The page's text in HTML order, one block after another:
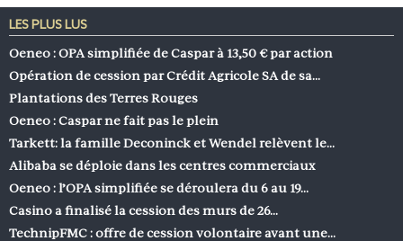
LES PLUS LUS
Oeneo : OPA simplifiée de Caspar à 13,50 € par action
Opération de cession par Crédit Agricole SA de sa…
Plantations des Terres Rouges
Oeneo : Caspar ne fait pas le plein
Tarkett: la famille Deconinck et Wendel relèvent le…
Alibaba se déploie dans les centres commerciaux
Oeneo : l’OPA simplifiée se déroulera du 6 au 19…
Casino a finalisé la cession des murs de 26…
TechnipFMC : offre de cession volontaire avant une…